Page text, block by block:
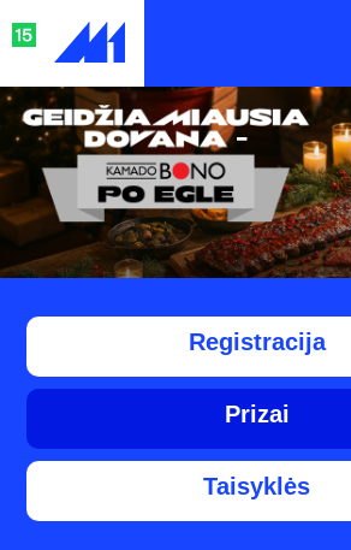
Registracija
Prizai
Taisyklės